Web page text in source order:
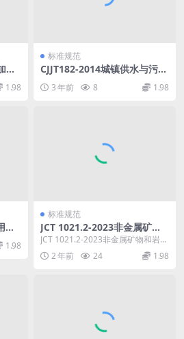
工
1.98
标准规范
CJJT182-2014城镇供水与污水
3 年前 8 1.98
硬
1.98
标准规范
JCT 1021.2-2023非金属矿物
和岩石化学分析方法 第2部分
硅酸盐岩石、矿物及硅质原料
化学分析方法.pdf
JCT 1021.2-2023非金属矿物和岩石
化学分析方法 第2部分 硅酸盐岩
石...2 年前 24 1.98